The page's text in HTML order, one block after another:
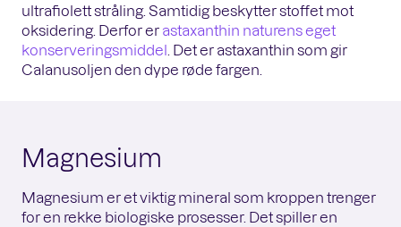
ultrafiolett stråling. Samtidig beskytter stoffet mot
oksidering. Derfor er astaxanthin naturens eget
konserveringsmiddel . Det er astaxanthin som gir
Calanusoljen den dype røde fargen.
Magnesium
Magnesium er et viktig mineral som kroppen trenger
for en rekke biologiske prosesser. Det spiller en